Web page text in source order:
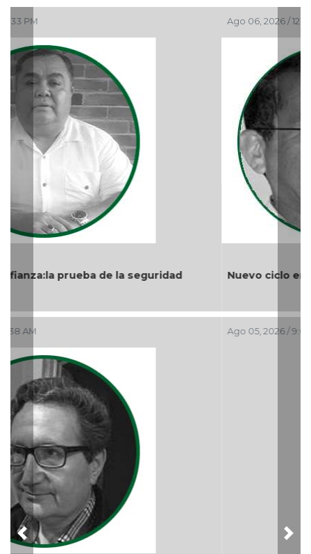
Ago 06, 2026 / 12:48 PM
Nuevo ciclo en la UAT
Ago 05, 2026 / 9:04 PM
Previous